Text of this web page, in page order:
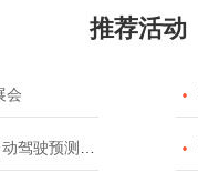
推荐活动
会 
模型挑战赛 